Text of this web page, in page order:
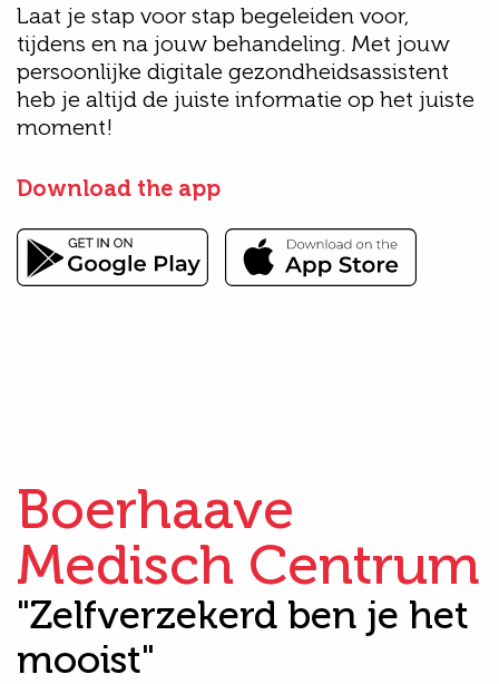
Laat je stap voor stap begeleiden voor,
tijdens en na jouw behandeling. Met jouw
persoonlijke digitale gezondheidsassistent
heb je altijd de juiste informatie op het juiste
moment!
Download the app
Boerhaave
Medisch Centrum
"Zelfverzekerd ben je het
mooist"